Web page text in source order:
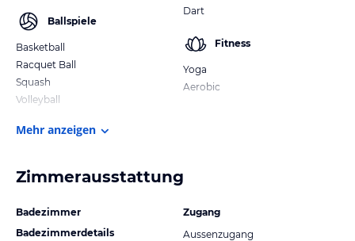
Ballspiele
Basketball
Racquet Ball
Squash
Volleyball
Dart
Fitness
Yoga
Aerobic
Mehr anzeigen
Zimmerausstattung
Badezimmer
Badezimmerdetails
Zugang
Aussenzugang